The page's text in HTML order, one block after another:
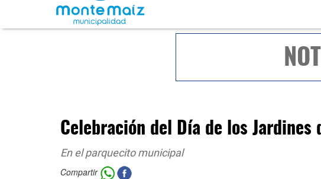
Celebración del Día de los Jardines
En el parquecito municipal
Compartir